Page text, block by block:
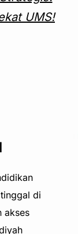
UMS!
di
akses